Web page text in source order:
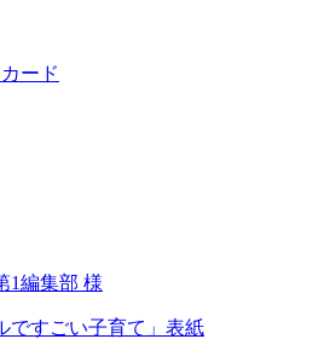
ード
1編集部 様
ですごい子育て」表紙